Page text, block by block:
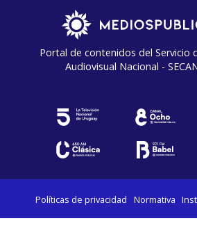
Portal de contenidos del Servicio
Audiovisual Nacional -
Políticas de privacidad Normativa